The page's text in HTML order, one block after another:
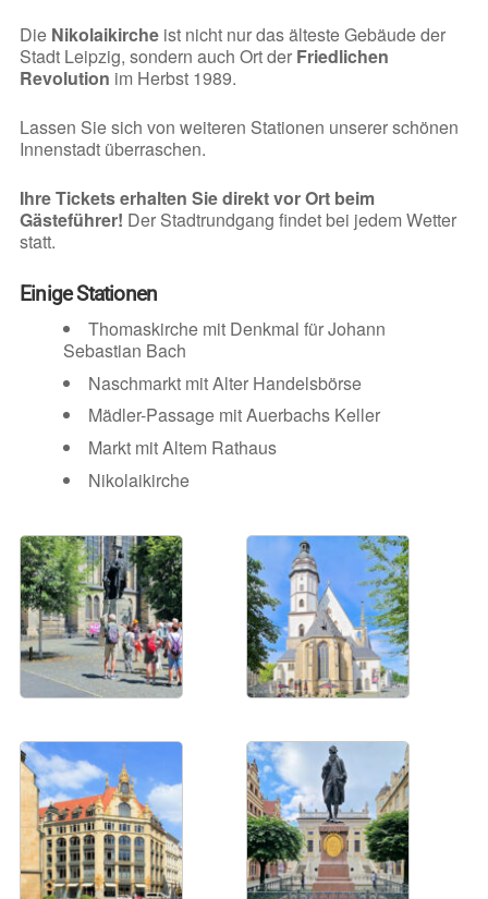
Die Nikolaikircheist nicht nur das älteste Gebäude der
Stadt Leipzig, sondern auch Ort der Friedlichen
Revolution im Herbst 1989.
Lassen Sie sich von weiteren Stationen unserer schönen
Innenstadt überraschen.
Ihre Tickets erhalten Sie direkt vor Ort beim
Gästeführer! Der Stadtrundgang findet bei jedem Wetter
statt.
Einige Stationen
Thomaskirche mit Denkmal für Johann
Sebastian Bach
Naschmarkt mit Alter Handelsbörse
Mädler-Passage mit Auerbachs Keller
Markt mit Altem Rathaus
Nikolaikirche